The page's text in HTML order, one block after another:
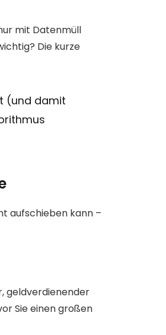
mit Datenmüll
Die kurze
(und damit
aufschieben kann –
geldverdienender
Sie einen großen